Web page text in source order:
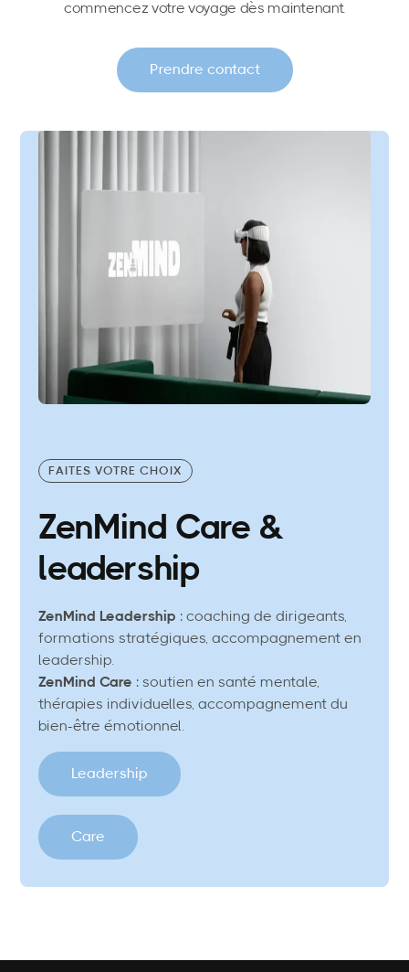
commencez votre voyage dès maintenant.
Prendre contact
FAITES VOTRE CHOIX
ZenMind Care &
leadership
ZenMind Leadership : coaching de dirigeants,
formations stratégiques, accompagnement en
leadership.
ZenMind Care : soutien en santé mentale,
thérapies individuelles, accompagnement du
bien-être émotionnel.
Leadership
Care